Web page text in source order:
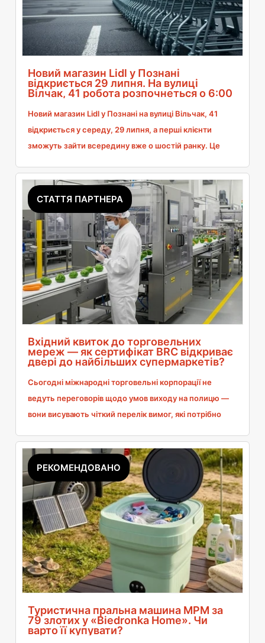
Новий магазин Lidl у Познані
відкриється 29 липня. На вулиці
Вілчак, 41 робота розпочнеться о 6:00
Новий магазин Lidl у Познані на вулиці Вільчак, 41
відкриється у середу, 29 липня, а перші клієнти
зможуть зайти всередину вже о шостій ранку. Це
перевірила, що підготували до дня відкриття, в які
години супермаркет працюватиме решту тижня і що
насправді можна знайти на полицях. Адже справа не
лише в низьких цінах. Декілька зручностей здивували
мене більше, ніж сама площа магазину.
СТАТТЯ ПАРТНЕРА
Вхідний квиток до торговельних
мереж — як сертифікат BRC відкриває
двері до найбільших супермаркетів?
Сьогодні міжнародні торговельні корпорації не
ведуть переговорів щодо умов виходу на полицю —
вони висувають чіткий перелік вимог, які потрібно
сертифікат BRC, є не додатковою перевагою
пропозиції, а технічним торговим паспортом і
необхідною умовою для початку торгових
переговорів. Хто його не має, той навіть не
проходить до етапу цінових переговорів.
РЕКОМЕНДОВАНО
Туристична пральна машина MPM за
79 злотих у «Biedronka Home». Чи
варто її купувати?